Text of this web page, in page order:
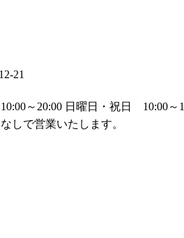
21
～20:00 日曜日・祝日 10:00～
しで営業いたします。